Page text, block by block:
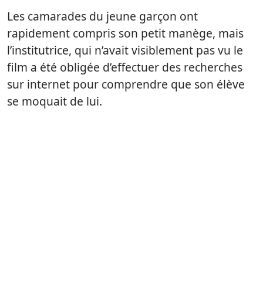
Les camarades du jeune garçon ont
rapidement compris son petit manège, mais
l’institutrice, qui n’avait visiblement pas vu le
film a été obligée d’effectuer des recherches
sur internet pour comprendre que son élève
se moquait de lui.